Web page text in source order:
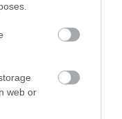
web or